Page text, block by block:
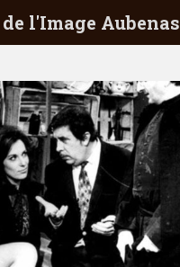
l'Image Aubenas